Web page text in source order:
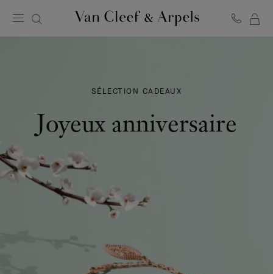
&
SÉLECTION CADEAUX
Joyeux anniversaire